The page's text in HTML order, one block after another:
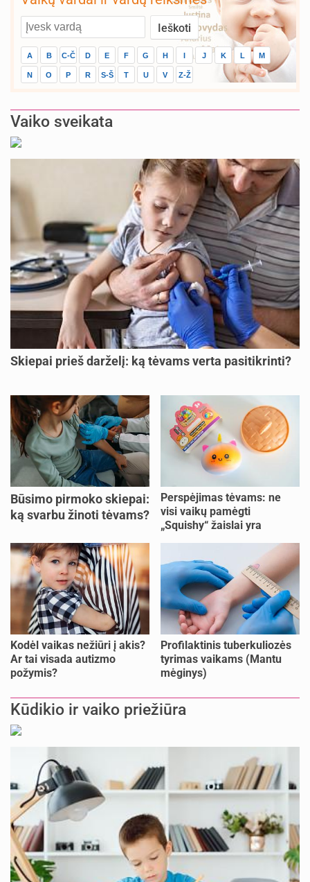
A B C-Č D E F G H I J K L M
N O P R S-Š T U V Z-Ž
Vaiko sveikata
Skiepai prieš darželį: ką tėvams verta pasitikrinti?
Būsimo pirmoko skiepai:
ką svarbu žinoti tėvams?
Perspėjimas tėvams: ne
visi vaikų pamėgti
„Squishy“ žaislai yra
Kodėl vaikas nežiūri į akis?
Ar tai visada autizmo
požymis?
Profilaktinis tuberkuliozės
tyrimas vaikams (Mantu
mėginys)
Kūdikio ir vaiko priežiūra